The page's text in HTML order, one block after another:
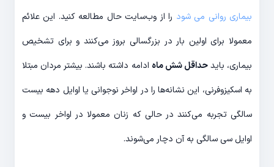
بیماری روانی می شود را از وب‌سایت حال مطالعه کنید. این علائم
معمولا برای اولین بار در بزرگسالی بروز می‌کنند و برای تشخیص
بیماری، بایدحداقل شش ماه ادامه داشته باشند. بیشتر مردان مبتلا
به اسکیزوفرنی، این نشانه‌ها را در اواخر نوجوانی یا اوایل دهه بیست
سالگی تجربه می‌کنند در حالی که زنان معمولا در اواخر بیست و
اوایل سی سالگی به آن دچار می‌شوند.